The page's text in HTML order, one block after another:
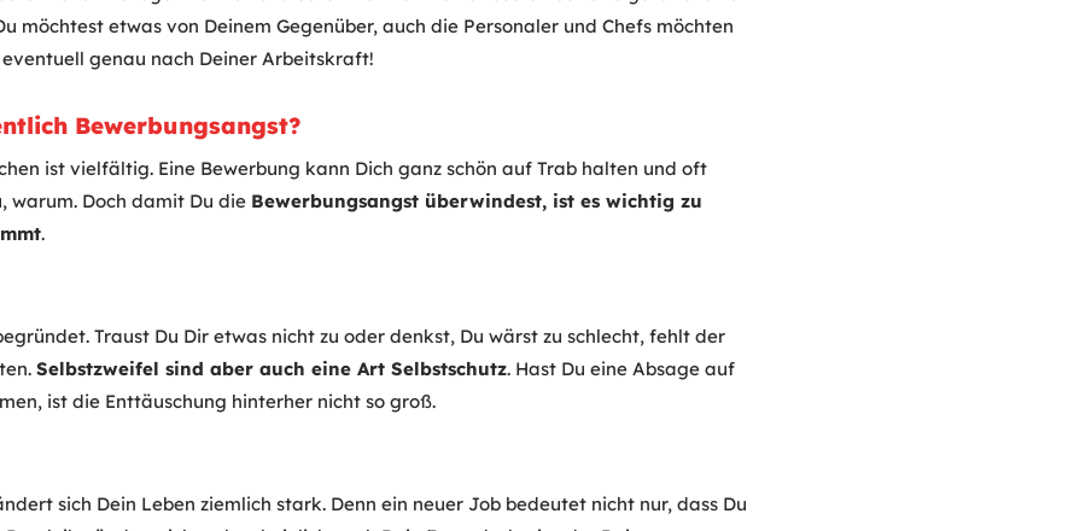
möchtest etwas von Deinem Gegenüber, auch die Personaler und Chefs möchten
eventuell genau nach Deiner Arbeitskraft!
Bewerbungsangst?
ist vielfältig. Eine Bewerbung kann Dich ganz schön auf Trab halten und oft
warum. Doch damit Du die Bewerbungsangst überwindest, ist es wichtig zu
.
Traust Du Dir etwas nicht zu oder denkst, Du wärst zu schlecht, fehlt der
Selbstzweifel sind aber auch eine Art Selbstschutz. Hast Du eine Absage auf
ist die Enttäuschung hinterher nicht so groß.
sich Dein Leben ziemlich stark. Denn ein neuer Job bedeutet nicht nur, dass Du